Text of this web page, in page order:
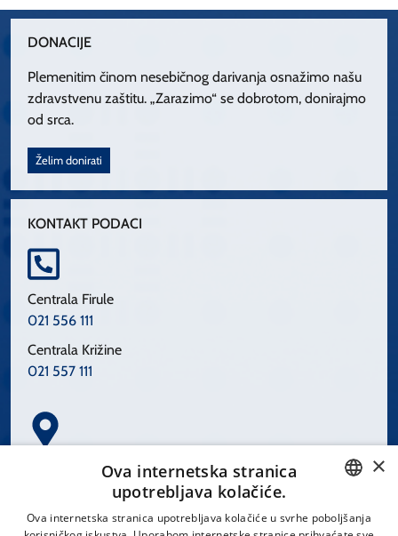
DONACIJE
Plemenitim činom nesebičnog darivanja osnažimo našu
zdravstvenu zaštitu. „Zarazimo“ se dobrotom, donirajmo
od srca.
Želim donirati
KONTAKT PODACI
Centrala Firule
021 556 111
Centrala Križine
021 557 111
Spinčićeva 1, 21000 Split
CROATIAN
×
Ova internetska stranica
upotrebljava kolačiće.
Ova internetska stranica upotrebljava kolačiće u svrhe poboljšanja